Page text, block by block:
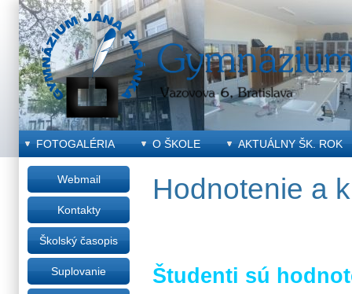
FOTOGALÉRIA O ŠKOLE AKTUÁLNY ŠK. ROK
Hodnotenie a
Študenti sú
Webmail
Kontakty
Školský časopis
Suplovanie